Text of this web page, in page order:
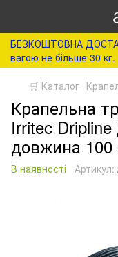
БЕЗКОШТОВНА
вагою не більше 30 кг.
🛒 Каталог
Крапельна
Irritec
довжина
В наявності Артикул: